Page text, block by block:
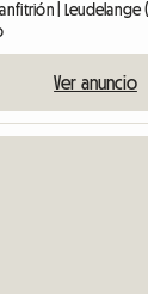
| Leudelange
Ver anuncio